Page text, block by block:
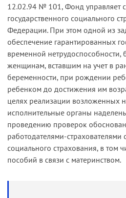
12.02.94 № 101, Фонд управляет
государственного социального
Федерации. При этом одной из
обеспечение гарантированных
временной нетрудоспособности,
женщинам, вставшим на учет в
беременности, при рождении
ребенком до достижения им
целях реализации возложенных
исполнительные органы
проведению проверок
работодателями-
социального страхования, в том
пособий в связи с материнством.